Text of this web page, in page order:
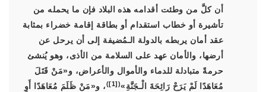
أن كلَّ من وطئت أقدامه هذه البلاد فإن ما يحمله من
تأشيرة أو خطاب استقدام أو بطاقة إقامة خضراء بمثابة
عقد أمان يربطه بالدولة الـمُضيفة إلى أن يرحل عن
أرضها، والأمان عهد على السلامة من الأذى، وهو يُنشئ
حرمةً متبادلة للدماء والأموال والأعراض، و«مَنْ قَتَلَ
مُعَاهَدًا لَمْ يَرَحْ رَائِحَةَ الْـجَنَّةِ»(
[1]
)، و«مَنْ ظَلَمَ مُعَاهَدًا أَوِ